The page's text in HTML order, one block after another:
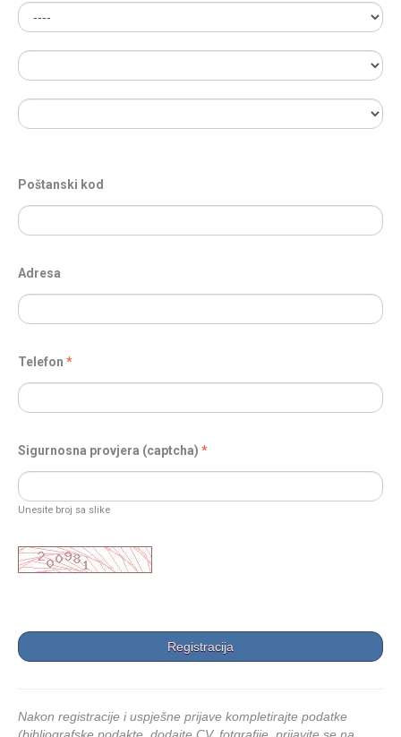
Poštanski kod
Adresa
Telefon
Sigurnosna provjera (captcha)
Unesite broj sa slike
Nakon registracije i uspješne prijave kompletirajte podatke